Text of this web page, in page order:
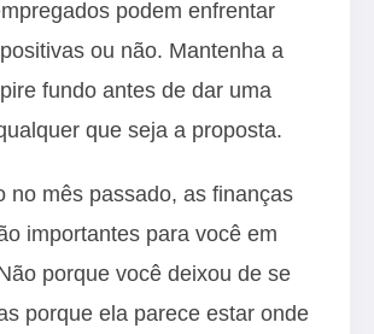
podem enfrentar
ou não. Mantenha a
fundo antes de dar uma
que seja a proposta.
no mês passado, as finanças
importantes para você em
porque você deixou de se
porque ela parece estar onde